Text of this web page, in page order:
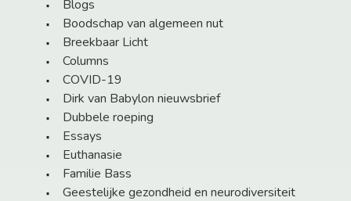
Blogs
Boodschap van algemeen nut
Breekbaar Licht
Columns
COVID-19
Dirk van Babylon nieuwsbrief
Dubbele roeping
Essays
Euthanasie
Familie Bass
Geestelijke gezondheid en neurodiversiteit